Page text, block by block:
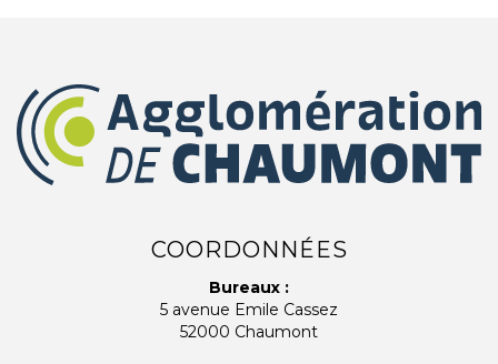
COORDONNÉES
Bureaux :
5 avenue Emile Cassez
52000 Chaumont